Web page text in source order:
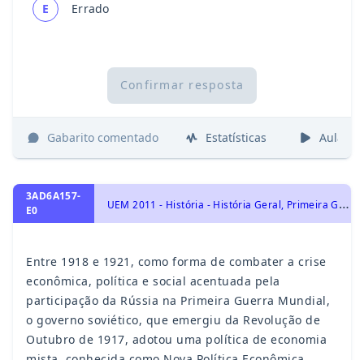
E Errado
Confirmar resposta
Gabarito comentado Estatísticas Aulas
3AD6A157-
E0
U
EM 2011 - História - História Geral, Primeira Guerra Mundial
Entre 1918 e 1921, como forma de combater a crise
econômica, política e social acentuada pela
participação da Rússia na Primeira Guerra Mundial,
o governo soviético, que emergiu da Revolução de
Outubro de 1917, adotou uma política de economia